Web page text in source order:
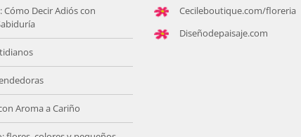
Cómo Decir Adiós con
Aroma a Cariño
Cecileboutique.com/floreria
Diseñodepaisaje.com